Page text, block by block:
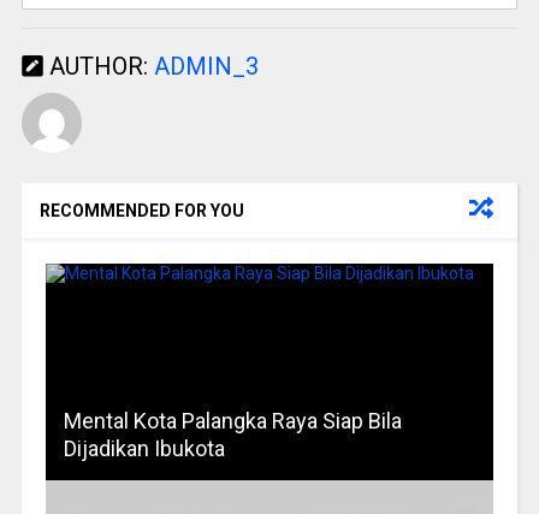
AUTHOR: ADMIN_3
RECOMMENDED FOR YOU
Mental Kota Palangka Raya Siap Bila
Dijadikan Ibukota